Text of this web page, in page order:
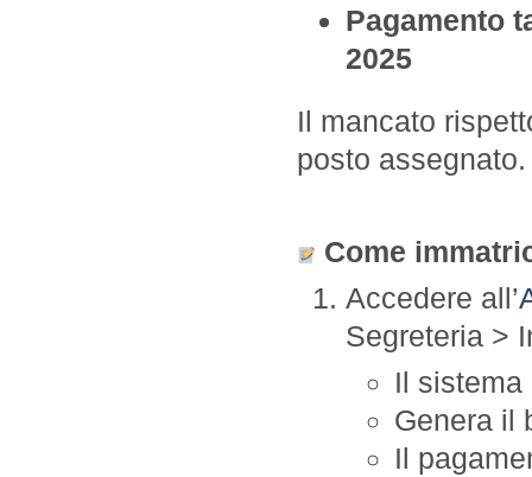
Pagamento
2025
Il mancato
posto assegnato.
Come
Accedere all’
Segreteria >
Il
Genera il
Il